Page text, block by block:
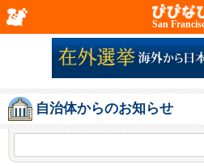
San
自治体からのお知らせ